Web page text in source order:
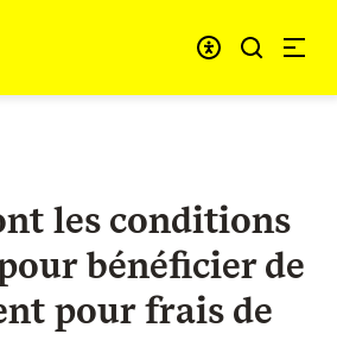
les conditions
bénéficier de
pour frais de